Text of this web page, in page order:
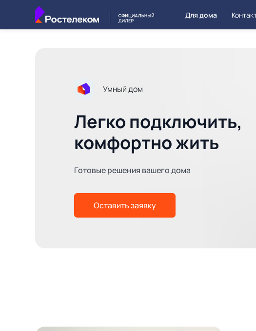
Для дома
Умный дом
Легко подключить,
комфортно жить
Готовые решения вашего дома
Оставить заявку